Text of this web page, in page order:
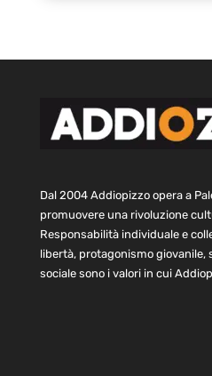
Dal 2004 Addiopizzo opera a
promuovere una rivoluzione
Responsabilità individuale e
libertà, protagonismo giovanile,
sociale sono i valori in cui